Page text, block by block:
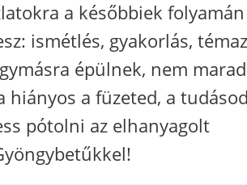
a későbbiek
ismétlés, gyakorlás,
épülnek, nem
hiányos a füzeted, a
pótolni az elhanyagolt